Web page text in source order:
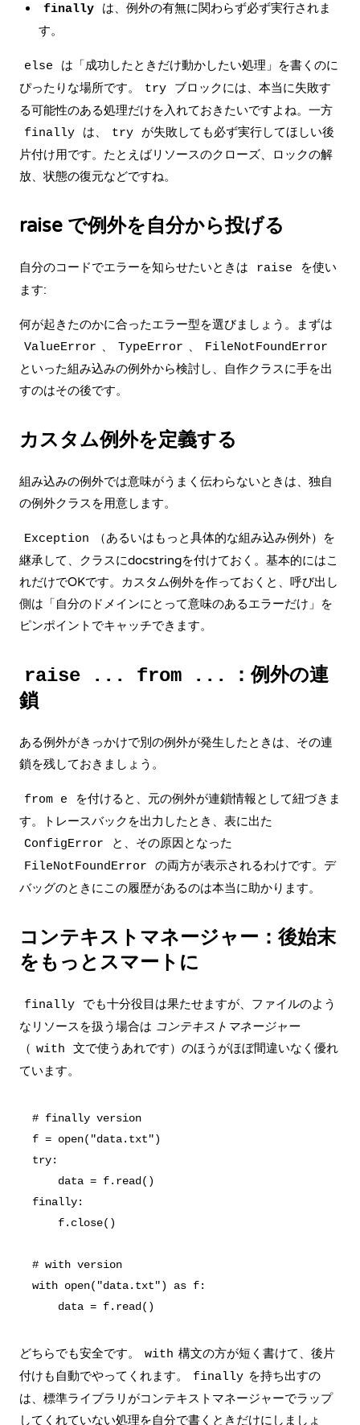
finally
は、例外の有無に関わらず必ず実行されま
す。
else
は「成功したときだけ動かしたい処理」を書くのに
ぴったりな場所です。
try
ブロックには、本当に失敗す
る可能性のある処理だけを入れておきたいですよね。一方
finally は、 try
が失敗しても必ず実行してほしい後
片付け用です。たとえばリソースのクローズ、ロックの解
放、状態の復元などですね。
raise で例外を自分から投げる
自分のコードでエラーを知らせたいときは raise
を使い
ます:
何が起きたのかに合ったエラー型を選びましょう。まずは
ValueError 、 TypeError 、 FileNotFoundError
といった組み込みの例外から検討し、自作クラスに手を出
すのはその後です。
カスタム例外を定義する
組み込みの例外では意味がうまく伝わらないときは、独自
の例外クラスを用意します。
Exception
（あるいはもっと具体的な組み込み例外）を
継承して、クラスにdocstringを付けておく。基本的にはこ
れだけでOKです。カスタム例外を作っておくと、呼び出し
側は「自分のドメインにとって意味のあるエラーだけ」を
ピンポイントでキャッチできます。
raise ... from ...
：例外の連
鎖
ある例外がきっかけで別の例外が発生したときは、その連
鎖を残しておきましょう。
from e
を付けると、元の例外が連鎖情報として紐づきま
す。トレースバックを出力したとき、表に出た
ConfigError と、その原因となった
FileNotFoundError
の両方が表示されるわけです。デ
バッグのときにこの履歴があるのは本当に助かります。
コンテキストマネージャー：後始末
をもっとスマートに
finally
でも十分役目は果たせますが、ファイルのよう
なリソースを扱う場合は コンテキストマネージャー
（ with
文で使うあれです）のほうがほぼ間違いなく優れ
ています。
# finally version
f = open("data.txt")
try:
    data = f.read()
finally:
    f.close()
# with version
with open("data.txt") as f:
どちらでも安全です。 with 構文の方が短く書けて、後片
付けも自動でやってくれます。
finally を持ち出すの
は、標準ライブラリがコンテキストマネージャーでラップ
してくれていない処理を自分で書くときだけにしましょ